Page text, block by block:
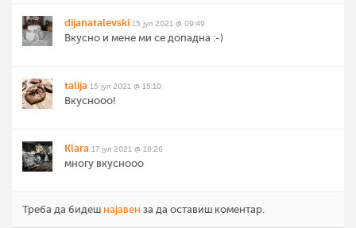
dijanatalevski 15 јул 2021 @ 09:49
Вкусно и мене ми се допадна :-)
talija 15 јул 2021 @ 15:10
Вкуснооо!
Klara 17 јул 2021 @ 18:26
многу вкуснооо
Треба да бидеш најавен за да оставиш коментар.